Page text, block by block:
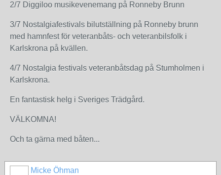
2/7 Diggiloo musikevenemang på Ronneby Brunn
3/7 Nostalgiafestivals bilutställning på Ronneby brunn
med hamnfest för veteranbåts- och veteranbilsfolk i
Karlskrona på kvällen.
4/7 Nostalgia festivals veteranbåtsdag på Stumholmen i
Karlskrona.
En fantastisk helg i Sveriges Trädgård.
VÄLKOMNA!
Och ta gärna med båten...
Micke Öhman